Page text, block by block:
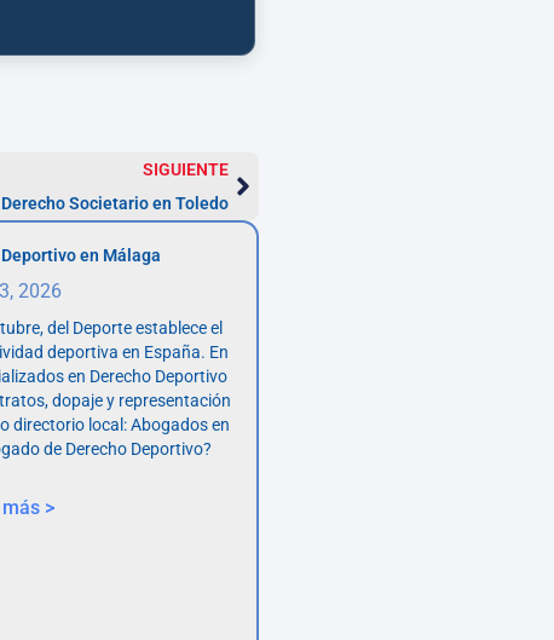
SIGUIENTE
Societario en Toledo
en Málaga
2026
del Deporte establece el
deportiva en España. En
en Derecho Deportivo
dopaje y representación
directorio local: Abogados en
de Derecho Deportivo?
>